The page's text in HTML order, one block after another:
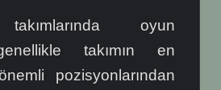
oyun
takımın en
pozisyonlarından